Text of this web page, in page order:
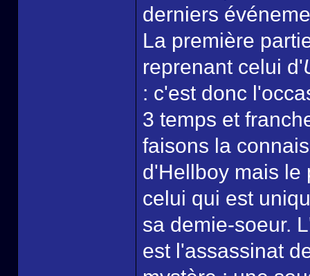
derniers
La première
reprenant celui d'
: c'est donc
3 temps et
faisons la
d'Hellboy mais le
celui qui est
sa demie-soeur.
est l'assassinat